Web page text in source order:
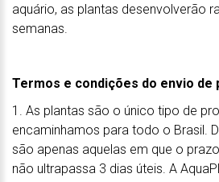
aquário, as plantas desenvolverão
semanas.
Termos e condições do envio de
1. As plantas são o único tipo de
encaminhamos para todo o Brasil.
são apenas aquelas em que o
não ultrapassa 3 dias úteis. A